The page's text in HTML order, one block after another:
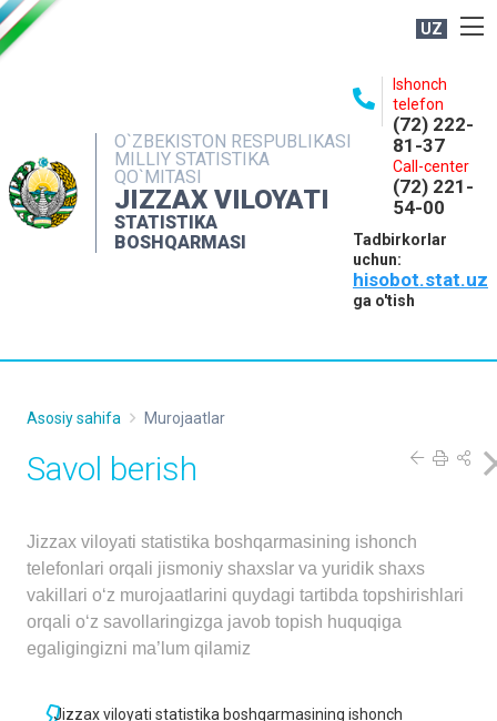
UZ
O`ZBEKISTON RESPUBLIKASI
MILLIY STATISTIKA
QO`MITASI
JIZZAX VILOYATI
STATISTIKA
BOSHQARMASI
Ishonch
telefon
(72) 222-
81-37
Call-center
(72) 221-
54-00
Tadbirkorlar
uchun:
hisobot.stat.uz
ga o'tish
NASHRLAR
INTERAKTIV XIZMATLAR
MATBUOT XIZMATI
Asosiy sahifa Murojaatlar
Savol berish
Jizzax viloyati statistika boshqarmasining ishonch
telefonlari orqali jismoniy shaxslar va yuridik shaxs
vakillari o‘z murojaatlarini quydagi tartibda topshirishlari
orqali o‘z savollaringizga javob topish huquqiga
egaligingizni ma’lum qilamiz
Jizzax viloyati statistika boshqarmasining ishonch